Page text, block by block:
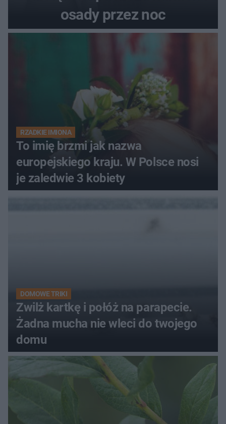
osady przez noc
RZADKIE IMIONA
To imię brzmi jak nazwa
europejskiego kraju. W Polsce nosi
je zaledwie 3 kobiety
DOMOWE TRIKI
Zwilż kartkę i połóż na parapecie.
Żadna mucha nie wleci do twojego
domu